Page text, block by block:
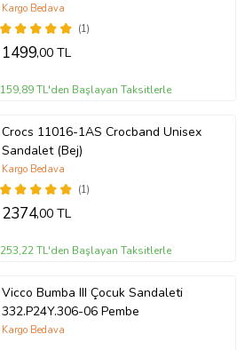
(1)
Kargo Bedava
1499,00 TL
159,89 TL'den Başlayan Taksitlerle
Crocs 11016-1AS Crocband Unisex
Sandalet (Bej)
(1)
Kargo Bedava
2374,00 TL
253,22 TL'den Başlayan Taksitlerle
Vicco Bumba III Çocuk Sandaleti
332.P24Y.306-06 Pembe
Kargo Bedava